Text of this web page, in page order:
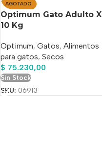
AGOTADO
Optimum Gato Adulto X
10 Kg
Optimum, Gatos, Alimentos
para gatos, Secos
$ 75.230,00
Sin Stock
SKU: 06913